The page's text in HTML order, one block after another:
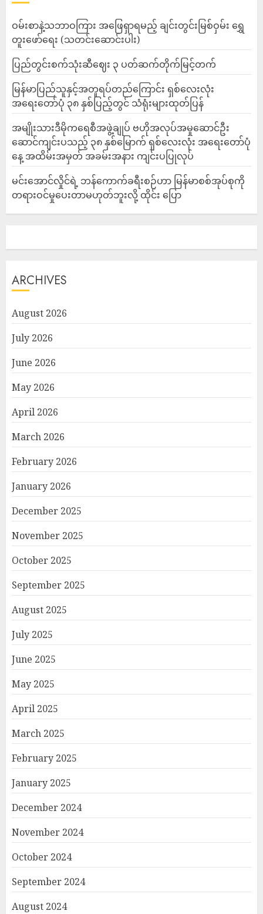
ဝမ်းစာနဲ့သဘာဝကြား အဖြေရှာရမည့် ချင်းတွင်းမြစ်ဝှမ်း ရွှေ
တူးဖော်ရေး (သတင်းဆောင်းပါး)
ပြည်တွင်းစက်သုံးဆီဈေး ၃ ပတ်ဆက်တိုက်မြင့်တက်
မြန်မာပြည်သူနှင့်အတူရပ်တည်ကြောင်း ရှစ်လေးလုံး
အရေးတော်ပုံ ၃၈ နှစ်ပြည့်တွင် သံရုံးများထုတ်ပြန်
အမျိုးသားဒီမိုကရေစီအဖွဲ့ချုပ် ဗဟိုအလုပ်အမှုဆောင်ဦး
ဆောင်ကျင်းပသည့် ၃၈ နှစ်မြောက် ရှစ်လေးလုံး အရေးတော်ပုံ
နေ့ အထိမ်းအမှတ် အခမ်းအနား ကျင်းပပြုလုပ်
မင်းအောင်လှိုင်ရဲ့ ဘန်ကောက်ခရီးစဉ်ဟာ မြန်မာစစ်အုပ်စုကို
တရားဝင်မှုပေးတာမဟုတ်ဘူးလို့ ထိုင်း ပြော
ARCHIVES
August 2026
July 2026
June 2026
May 2026
April 2026
March 2026
February 2026
January 2026
December 2025
November 2025
October 2025
September 2025
August 2025
July 2025
June 2025
May 2025
April 2025
March 2025
February 2025
January 2025
December 2024
November 2024
October 2024
September 2024
August 2024